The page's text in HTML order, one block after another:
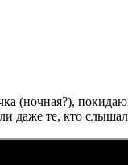
(ночная?),
даже те, кто